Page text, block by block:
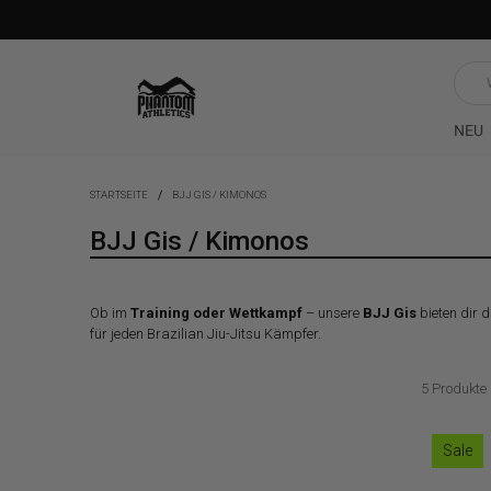
NEU
STARTSEITE BJJ GIS / KIMONOS
BJJ Gis / Kimonos
Ob im Training oder Wettkampf – unsere BJJ Gis bieten dir
für jeden Brazilian Jiu-Jitsu Kämpfer.
5 Produkte
Sale